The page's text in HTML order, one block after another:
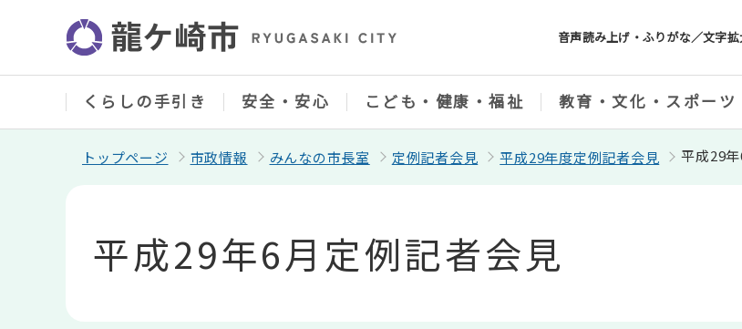
ジ
音声読み上げ・ふりがな／文字
くらしの手引き 安全・安心 こども・健康・福祉 教育・文化・スポーツ
トップページ 市政情報 みんなの市長室 定例記者会見 平成29年度定例記者会見 平成29
平成29年6月定例記者会見